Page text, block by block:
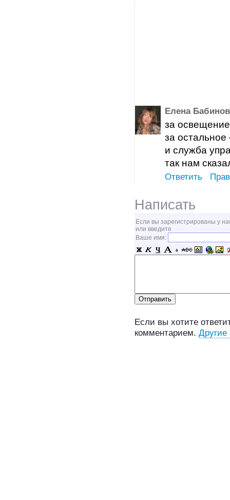
Елена
за
за
и служба
так нам
Ответить
Написать
Если вы зарегистрированы у
или введите
Ваше имя:
Если вы хотите
комментарием. Другие